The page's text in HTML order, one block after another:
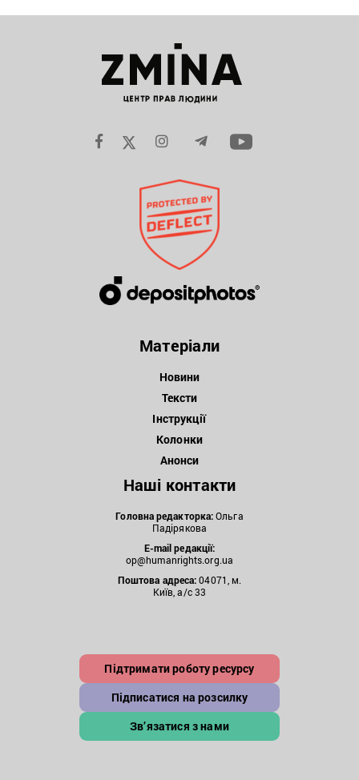
Матеріали
Новини
Тексти
Інструкції
Колонки
Анонси
Наші контакти
Головна редакторка:Ольга
Падірякова
E-mail редакції:
op@humanrights.org.ua
Поштова адреса:04071, м.
Київ, а/с 33
Підтримати роботу ресурсу
Підписатися на розсилку
Зв’язатися з нами